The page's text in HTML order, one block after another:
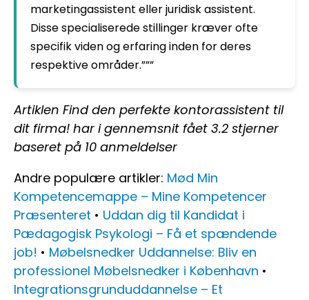
marketingassistent eller juridisk assistent.
Disse specialiserede stillinger kræver ofte
specifik viden og erfaring inden for deres
respektive områder.”””
Artiklen Find den perfekte kontorassistent til
dit firma! har i gennemsnit fået 3.2 stjerner
baseret på 10 anmeldelser
Andre populære artikler: Mød Min
Kompetencemappe – Mine Kompetencer
Præsenteret • Uddan dig til Kandidat i
Pædagogisk Psykologi – Få et spændende
job! • Møbelsnedker Uddannelse: Bliv en
professionel Møbelsnedker i København •
Integrationsgrunduddannelse – Et